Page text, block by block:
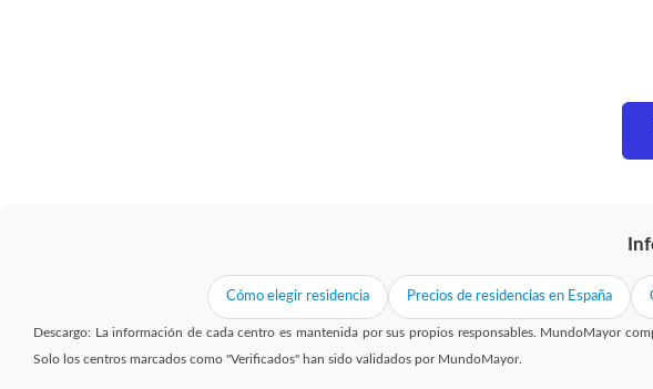
Cómo elegir residencia Precios de residencias en España
Descargo: La información de cada centro es mantenida por sus propios responsables. MundoMayor
Solo los centros marcados como "Verificados" han sido validados por MundoMayor.